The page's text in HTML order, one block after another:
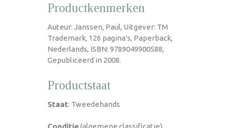
Productkenmerken
Auteur: Janssen, Paul, Uitgever: TM
Trademark, 126 pagina's, Paperback,
Nederlands, ISBN: 9789049900588,
Gepubliceerd in 2008.
Productstaat
Staat: Tweedehands
Conditie(algemene classificatie)